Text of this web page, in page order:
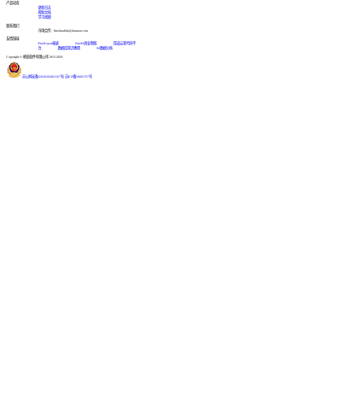
产品动态
更新日志
帮助文档
学习视频
联系我们
市场合作：finedatalink@fanruan.com
友情链接
FineReport报表
FineBI商业智能
简道云零代码平
台
数据库知识教程 BI数据分析
Copyright © 帆软软件有限公司 2015-2026
苏公网安备32020502001567号 苏ICP备18065767号